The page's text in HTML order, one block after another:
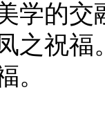
学的交
之祝
。